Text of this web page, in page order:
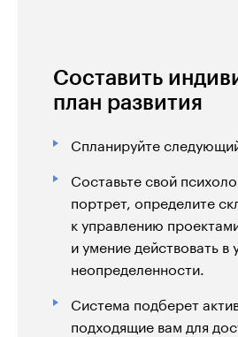
Составить
план развития
Спланируйте
Составьте свой
портрет, определите
к управлению
и умение действовать в
неопределенности.
Система подберет
подходящие вам для